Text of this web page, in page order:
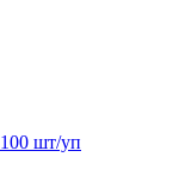
шт/уп